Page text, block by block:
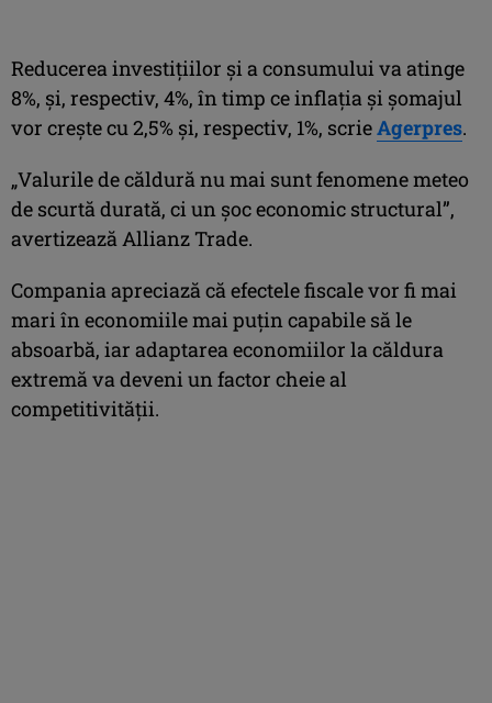
Reducerea investiţiilor şi a consumului va atinge
8%, şi, respectiv, 4%, în timp ce inflaţia şi şomajul
vor creşte cu 2,5% şi, respectiv, 1%, scrieAgerpres.
„Valurile de căldură nu mai sunt fenomene meteo
de scurtă durată, ci un şoc economic structural”,
avertizează Allianz Trade.
Compania apreciază că efectele fiscale vor fi mai
mari în economiile mai puţin capabile să le
absoarbă, iar adaptarea economiilor la căldura
extremă va deveni un factor cheie al
competitivităţii.